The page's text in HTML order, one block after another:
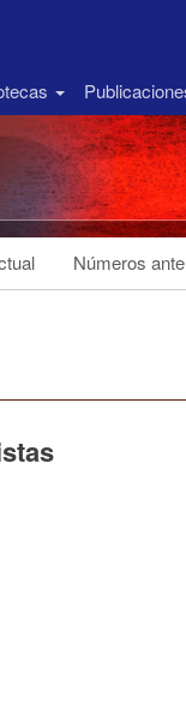
Números